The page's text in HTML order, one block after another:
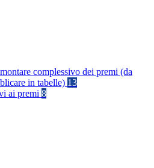
complessivo dei premi (da
in tabelle) 13
ai premi 8